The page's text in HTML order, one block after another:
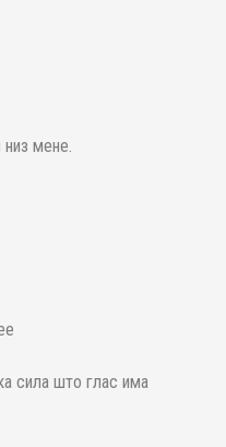
мене.
сила што глас има